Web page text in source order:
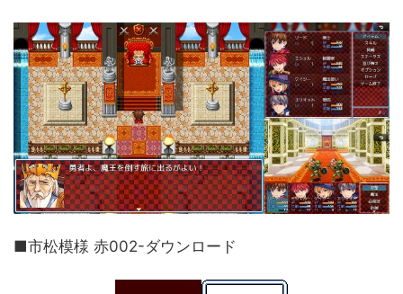
■市松模様 赤002-ダウンロード